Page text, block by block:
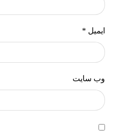
ایمیل *
وب‌ سایت